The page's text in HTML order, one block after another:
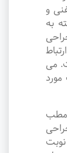
و
به
می
مطب